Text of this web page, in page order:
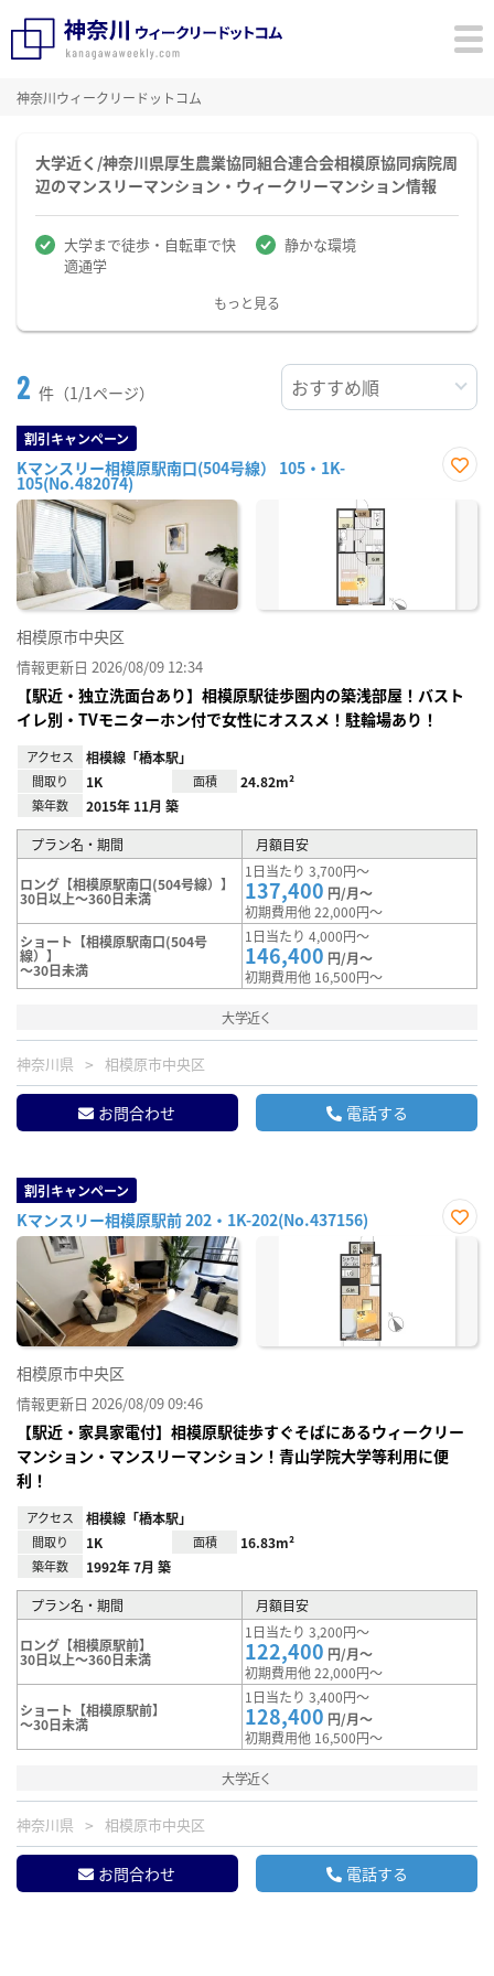
神奈川ウィークリードットコム
大学近く/神奈川県厚生農業協同組合連合会相模原協同病院周
辺のマンスリーマンション・ウィークリーマンション情報
大学まで徒歩・自転車で快
適通学
静かな環境
もっと見る
2 件（1/1ページ）
割引キャンペーン
Kマンスリー相模原駅南口(504号線） 105・1K-
105(No.482074)
に入
相模原市中央区
情報更新日 2026/08/09 12:34
【駅近・独立洗面台あり】相模原駅徒歩圏内の築浅部屋！バスト
イレ別・TVモニターホン付で女性にオススメ！駐輪場あり！
アクセス 相模線「橋本駅」
間取り 1K 面積 24.82m²
築年数 2015年 11月 築
プラン名・期間 月額目安
ロング【相模原駅南口(504号線）】
30日以上～360日未満
1日当たり 3,700円～
137,400 円/月～
初期費用他 22,000円～
ショート【相模原駅南口(504号
線）】
～30日未満
1日当たり 4,000円～
146,400 円/月～
初期費用他 16,500円～
大学近く
神奈川県 相模原市中央区
お問合わせ 電話する
割引キャンペーン
Kマンスリー相模原駅前 202・1K-202(No.437156)
お気
相模原市中央区
情報更新日 2026/08/09 09:46
【駅近・家具家電付】相模原駅徒歩すぐそばにあるウィークリー
マンション・マンスリーマンション！青山学院大学等利用に便
利！
アクセス 相模線「橋本駅」
間取り 1K 面積 16.83m²
築年数 1992年 7月 築
プラン名・期間 月額目安
ロング【相模原駅前】
30日以上～360日未満
1日当たり 3,200円～
122,400 円/月～
初期費用他 22,000円～
ショート【相模原駅前】
～30日未満
1日当たり 3,400円～
128,400 円/月～
初期費用他 16,500円～
大学近く
神奈川県 相模原市中央区
お問合わせ 電話する